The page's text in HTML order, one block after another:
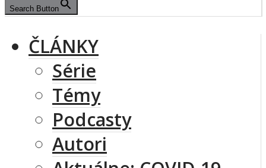
Search Button
ČLÁNKY
Série
Témy
Podcasty
Autori